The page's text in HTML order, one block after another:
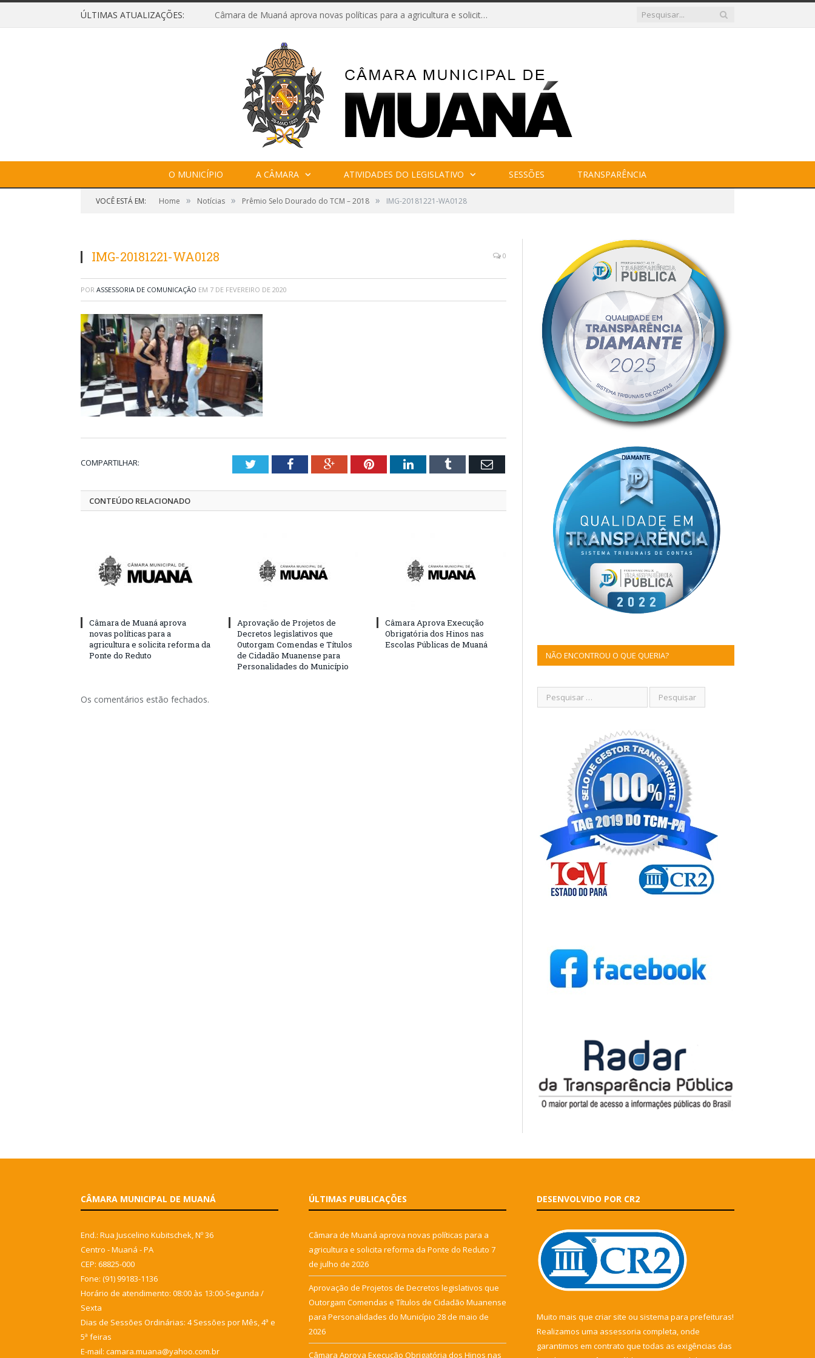
ÚLTIMAS ATUALIZAÇÕES: Câmara de Muaná aprova novas políticas para a agricultura e solicita reforma da Ponte do Reduto
O MUNICÍPIO A CÂMARA ATIVIDADES DO LEGISLATIVO SESSÕES TRANSPARÊNCIA
VOCÊ ESTÁ EM: Home » Notícias » Prêmio Selo Dourado do TCM – 2018 » IMG-20181221-WA0128
IMG-20181221-WA0128 0
POR ASSESSORIA DE COMUNICAÇÃO EM 7 DE FEVEREIRO DE 2020
COMPARTILHAR: TwitterFacebookGoogle+PinterestLinkedInTumblr Email
CONTEÚDO RELACIONADO
Câmara de Muaná aprova
novas políticas para a
agricultura e solicita reforma da
Ponte do Reduto
Aprovação de Projetos de
Decretos legislativos que
Outorgam Comendas e Títulos
de Cidadão Muanense para
Personalidades do Município
Câmara Aprova Execução
Obrigatória dos Hinos nas
Escolas Públicas de Muaná
Os comentários estão fechados.
NÃO ENCONTROU O QUE QUERIA?
CÂMARA MUNICIPAL DE MUANÁ
End.: Rua Juscelino Kubitschek, Nº 36
Centro - Muaná - PA
CEP: 68825-000
Fone: (91) 99183-1136
Horário de atendimento: 08:00 às 13:00-Segunda /
Sexta
Dias de Sessões Ordinárias: 4 Sessões por Mês, 4ª e
5ª feiras
E-mail: camara.muana@yahoo.com.br
ÚLTIMAS PUBLICAÇÕES
Câmara de Muaná aprova novas políticas para a
agricultura e solicita reforma da Ponte do Reduto 7
de julho de 2026
Aprovação de Projetos de Decretos legislativos que
Outorgam Comendas e Títulos de Cidadão Muanense
para Personalidades do Município 28 de maio de
2026
Câmara Aprova Execução Obrigatória dos Hinos nas
DESENVOLVIDO POR CR2
Muito mais que criar site ou sistema para prefeituras!
Realizamos uma assessoria completa, onde
garantimos em contrato que todas as exigências das